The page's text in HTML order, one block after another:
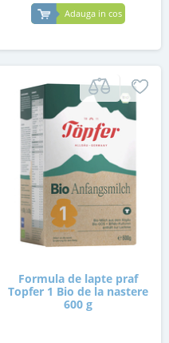
Adauga in cos
Formula de lapte praf
Topfer 1 Bio de la nastere
600 g